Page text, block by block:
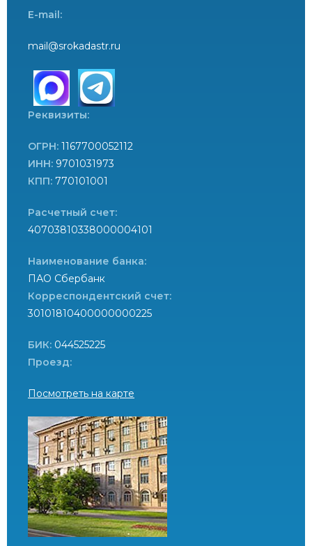
E-mail:
mail@srokadastr.ru
Реквизиты:
ОГРН: 1167700052112
ИНН: 9701031973
КПП: 770101001
Расчетный счет:
40703810338000004101
Наименование банка:
ПАО Сбербанк
Корреспондентский счет:
30101810400000000225
БИК: 044525225
Проезд:
Посмотреть на карте